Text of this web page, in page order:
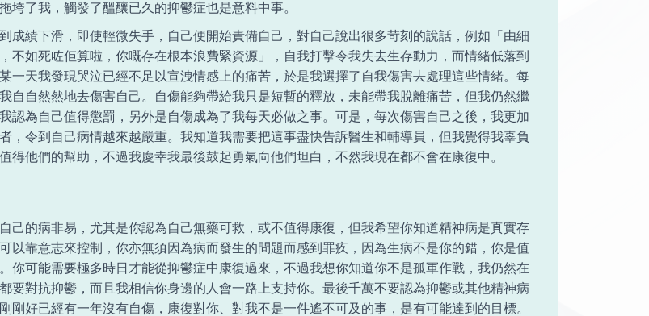
垮了我，觸發了醞釀已久的抑鬱症也是意料中事。
成績下滑，即使輕微失手，自己便開始責備自己，對自己說出很多苛刻的說話，例如「由細
不如死咗佢算啦，你嘅存在根本浪費緊資源」，自我打擊令我失去生存動力，而情緒低落到
一天我發現哭泣已經不足以宣洩情感上的痛苦，於是我選擇了自我傷害去處理這些情緒。每
自自然然地去傷害自己。自傷能夠帶給我只是短暫的釋放，未能帶我脫離痛苦，但我仍然繼
認為自己值得懲罰，另外是自傷成為了我每天必做之事。可是，每次傷害自己之後，我更加
，令到自己病情越來越嚴重。我知道我需要把這事盡快告訴醫生和輔導員，但我覺得我辜負
得他們的幫助，不過我慶幸我最後鼓起勇氣向他們坦白，不然我現在都不會在康復中。
己的病非易，尤其是你認為自己無藥可救，或不值得康復，但我希望你知道精神病是真實存
以靠意志來控制，你亦無須因為病而發生的問題而感到罪疚，因為生病不是你的錯，你是值
你可能需要極多時日才能從抑鬱症中康復過來，不過我想你知道你不是孤軍作戰，我仍然在
要對抗抑鬱，而且我相信你身邊的人會一路上支持你。最後千萬不要認為抑鬱或其他精神病
剛好已經有一年沒有自傷，康復對你、對我不是一件遙不可及的事，是有可能達到的目標。